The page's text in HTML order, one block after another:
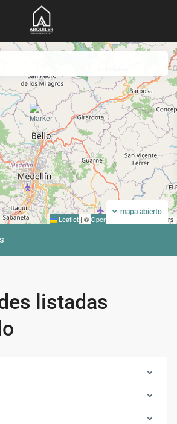
Leaflet | ©OpenStreetMap contributors
mapa abierto
listadas